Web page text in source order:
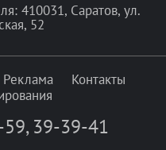
410031, Саратов, ул.
52
Реклама
Контакты
, 39-39-41